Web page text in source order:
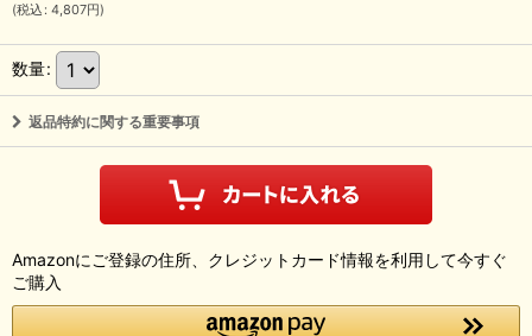
(税込 : 4,807円)
数量:
返品特約に関する重要事項
Amazonにご登録の住所、クレジットカード情報を利用して今すぐ
ご購入